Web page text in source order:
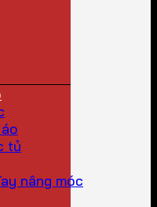
tủ
nâng móc